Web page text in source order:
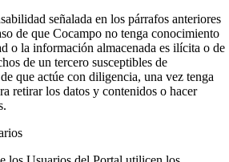
señalada en los párrafos anteriores
de que Cocampo no tenga conocimiento
o la información almacenada es ilícita o de
de un tercero susceptibles de
que actúe con diligencia, una vez tenga
retirar los datos y contenidos o hacer